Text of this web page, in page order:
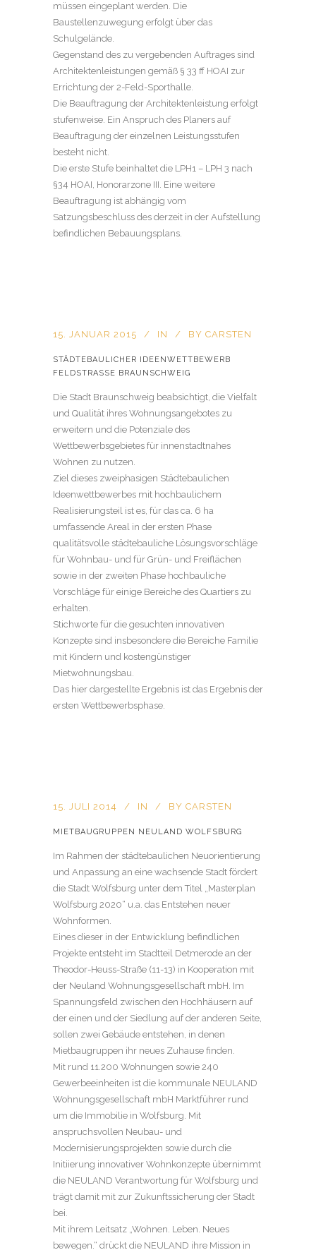
müssen eingeplant werden. Die
Baustellenzuwegung erfolgt über das
Schulgelände.
Gegenstand des zu vergebenden Auftrages sind
Architektenleistungen gemäß § 33 ff HOAI zur
Errichtung der 2-Feld-Sporthalle.
Die Beauftragung der Architektenleistung erfolgt
stufenweise. Ein Anspruch des Planers auf
Beauftragung der einzelnen Leistungsstufen
besteht nicht.
Die erste Stufe beinhaltet die LPH1 – LPH 3 nach
§34 HOAI, Honorarzone III. Eine weitere
Beauftragung ist abhängig vom
Satzungsbeschluss des derzeit in der Aufstellung
befindlichen Bebauungsplans.
15. JANUAR 2015 IN BY CARSTEN
STÄDTEBAULICHER IDEENWETTBEWERB
FELDSTRASSE BRAUNSCHWEIG
Die Stadt Braunschweig beabsichtigt, die Vielfalt
und Qualität ihres Wohnungsangebotes zu
erweitern und die Potenziale des
Wettbewerbsgebietes für innenstadtnahes
Wohnen zu nutzen.
Ziel dieses zweiphasigen Städtebaulichen
Ideenwettbewerbes mit hochbaulichem
Realisierungsteil ist es, für das ca. 6 ha
umfassende Areal in der ersten Phase
qualitätsvolle städtebauliche Lösungsvorschläge
für Wohnbau- und für Grün- und Freiflächen
sowie in der zweiten Phase hochbauliche
Vorschläge für einige Bereiche des Quartiers zu
erhalten.
Stichworte für die gesuchten innovativen
Konzepte sind insbesondere die Bereiche Familie
mit Kindern und kostengünstiger
Mietwohnungsbau.
Das hier dargestellte Ergebnis ist das Ergebnis der
ersten Wettbewerbsphase.
15. JULI 2014 IN BY CARSTEN
MIETBAUGRUPPEN NEULAND WOLFSBURG
Im Rahmen der städtebaulichen Neuorientierung
und Anpassung an eine wachsende Stadt fördert
die Stadt Wolfsburg unter dem Titel „Masterplan
Wolfsburg 2020“ u.a. das Entstehen neuer
Wohnformen.
Eines dieser in der Entwicklung befindlichen
Projekte entsteht im Stadtteil Detmerode an der
Theodor-Heuss-Straße (11-13) in Kooperation mit
der Neuland Wohnungsgesellschaft mbH. Im
Spannungsfeld zwischen den Hochhäusern auf
der einen und der Siedlung auf der anderen Seite,
sollen zwei Gebäude entstehen, in denen
Mietbaugruppen ihr neues Zuhause finden.
Mit rund 11.200 Wohnungen sowie 240
Gewerbeeinheiten ist die kommunale NEULAND
Wohnungsgesellschaft mbH Marktführer rund
um die Immobilie in Wolfsburg. Mit
anspruchsvollen Neubau- und
Modernisierungsprojekten sowie durch die
Initiierung innovativer Wohnkonzepte übernimmt
die NEULAND Verantwortung für Wolfsburg und
trägt damit mit zur Zukunftssicherung der Stadt
bei.
Mit ihrem Leitsatz „Wohnen. Leben. Neues
bewegen.“ drückt die NEULAND ihre Mission in